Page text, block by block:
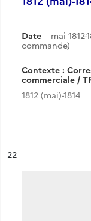
Date mai 1812-
commande)
Contexte :
commerciale /
1812 (mai)-1814
n°
22